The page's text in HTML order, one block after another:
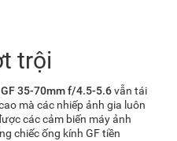
trội
GF 35-70mm f/4.5-5.6vẫn tái
mà các nhiếp ảnh gia luôn
các cảm biến máy ảnh
chiếc ống kính GF tiền